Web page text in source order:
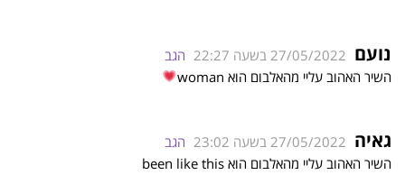
נועם 27/05/2022 בשעה 22:27
הגב
השיר האהוב עליי מהאלבום הוא woman
גאיה 27/05/2022 בשעה 23:02
הגב
השיר האהוב עליי מהאלבום הוא been like this